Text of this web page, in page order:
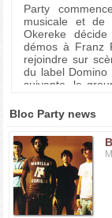
Party
musicale et de
Okereke
démos à Franz
rejoindre sur
du label Domino
suivante, le
Au printemps
sortir enfin leur
Dim Mark pour
ensuite le reste
tournées. Leur
en 2005, le
popularité
Remixed » puis
Bloc Party news